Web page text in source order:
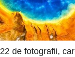
22 de fotografii,